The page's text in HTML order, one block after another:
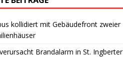
kollidiert mit Gebäudefront zweier
Brandalarm in St. Ingberter